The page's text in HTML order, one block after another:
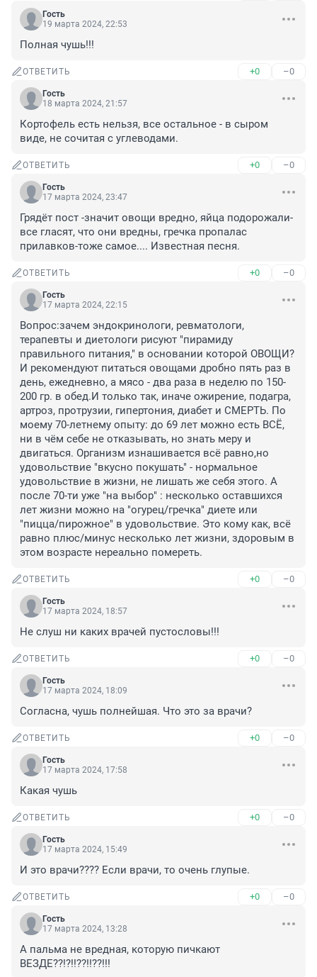
Гость
19 марта 2024, 22:53
Полная чушь!!!
ОТВЕТИТЬ +0 –0
Гость
18 марта 2024, 21:57
Кортофель есть нельзя, все остальное - в сыром
виде, не сочитая с углеводами.
ОТВЕТИТЬ +0 –0
Гость
17 марта 2024, 23:47
Грядёт пост -значит овощи вредно, яйца подорожали-
все гласят, что они вредны, гречка пропалас
прилавков-тоже самое.... Известная песня.
ОТВЕТИТЬ +0 –0
Гость
17 марта 2024, 22:15
Вопрос:зачем эндокринологи, ревматологи,
терапевты и диетологи рисуют "пирамиду
правильного питания," в основании которой ОВОЩИ?
И рекомендуют питаться овощами дробно пять раз в
день, ежедневно, а мясо - два раза в неделю по 150-
200 гр. в обед.И только так, иначе ожирение, подагра,
артроз, протрузии, гипертония, диабет и СМЕРТЬ. По
моему 70-летнему опыту: до 69 лет можно есть ВСЁ,
ни в чём себе не отказывать, но знать меру и
двигаться. Организм изнашивается всё равно,но
удовольствие "вкусно покушать" - нормальное
удовольствие в жизни, не лишать же себя этого. А
после 70-ти уже "на выбор" : несколько оставшихся
лет жизни можно на "огурец/гречка" диете или
"пицца/пирожное" в удовольствие. Это кому как, всё
равно плюс/минус несколько лет жизни, здоровым в
этом возрасте нереально помереть.
ОТВЕТИТЬ +0 –0
Гость
17 марта 2024, 18:57
Не слуш ни каких врачей пустословы!!!
ОТВЕТИТЬ +0 –0
Гость
17 марта 2024, 18:09
Согласна, чушь полнейшая. Что это за врачи?
ОТВЕТИТЬ +0 –0
Гость
17 марта 2024, 17:58
Какая чушь
ОТВЕТИТЬ +0 –0
Гость
17 марта 2024, 15:49
И это врачи???? Если врачи, то очень глупые.
ОТВЕТИТЬ +0 –0
Гость
17 марта 2024, 13:28
А пальма не вредная, которую пичкают
ВЕЗДЕ??!?!!??!!??!!!